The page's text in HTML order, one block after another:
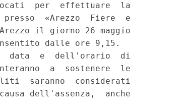
per  effettuare  la
«Arezzo  Fiere  e
il giorno 26 maggio
dalle ore 9,15.
data  e  dell'orario  di
a  sostenere  le
saranno  considerati
dell'assenza,  anche